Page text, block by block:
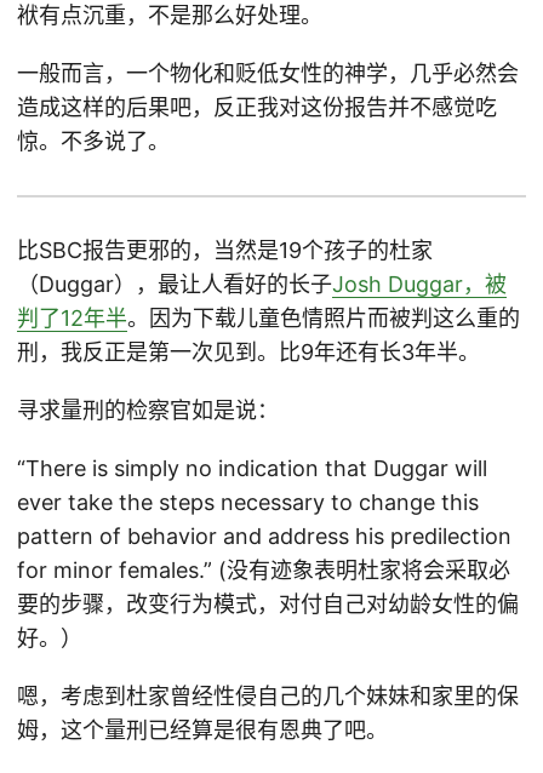
袱有点沉重，不是那么好处理。
一般而言，一个物化和贬低女性的神学，几乎必然会
造成这样的后果吧，反正我对这份报告并不感觉吃
惊。不多说了。
比SBC报告更邪的，当然是19个孩子的杜家
（Duggar），最让人看好的长子Josh Duggar，被
判了12年半。因为下载儿童色情照片而被判这么重的
刑，我反正是第一次见到。比9年还有长3年半。
寻求量刑的检察官如是说：
“There is simply no indication that Duggar will
ever take the steps necessary to change this
pattern of behavior and address his predilection
for minor females.” (没有迹象表明杜家将会采取必
要的步骤，改变行为模式，对付自己对幼龄女性的偏
好。）
嗯，考虑到杜家曾经性侵自己的几个妹妹和家里的保
姆，这个量刑已经算是很有恩典了吧。